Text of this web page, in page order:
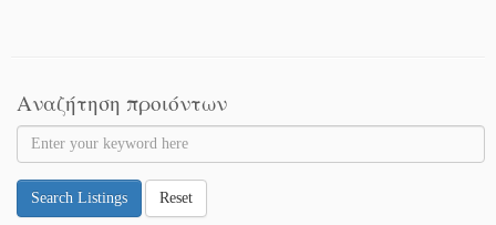
Αναζήτηση προιόντων
Search Listings Reset